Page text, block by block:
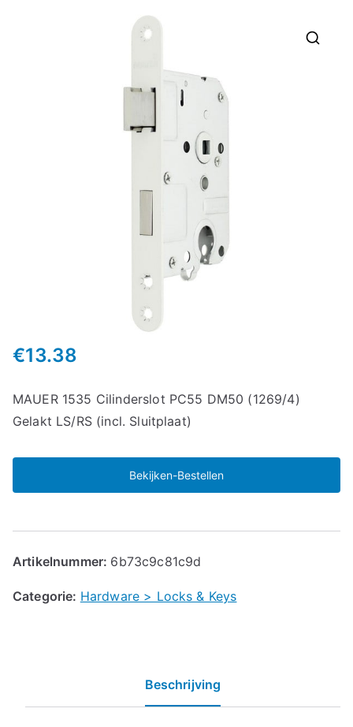
€13.38
MAUER 1535 Cilinderslot PC55 DM50 (1269/4)
Gelakt LS/RS (incl. Sluitplaat)
Bekijken-Bestellen
Artikelnummer: 6b73c9c81c9d
Categorie: Hardware > Locks & Keys
Beschrijving